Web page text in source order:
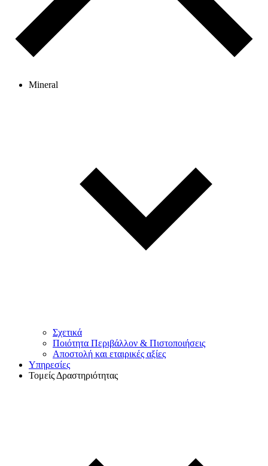
Mineral
Σχετικά
Ποιότητα Περιβάλλον & Πιστοποιήσεις
Αποστολή και εταιρικές αξίες
Υπηρεσίες
Τομείς Δραστηριότητας